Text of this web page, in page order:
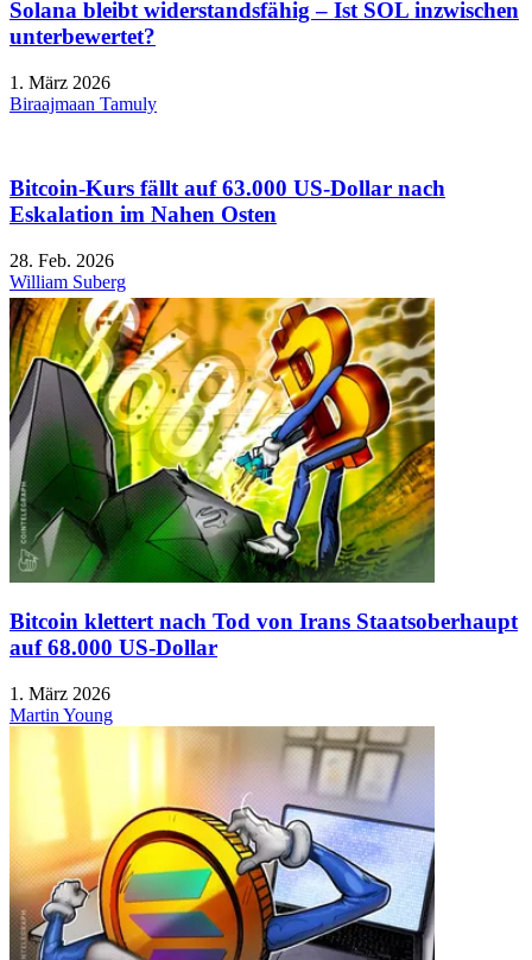
Solana bleibt widerstandsfähig – Ist SOL inzwischen
unterbewertet?
1. März 2026
Biraajmaan Tamuly
Bitcoin-Kurs fällt auf 63.000 US-Dollar nach
Eskalation im Nahen Osten
28. Feb. 2026
William Suberg
Bitcoin klettert nach Tod von Irans Staatsoberhaupt
auf 68.000 US-Dollar
1. März 2026
Martin Young